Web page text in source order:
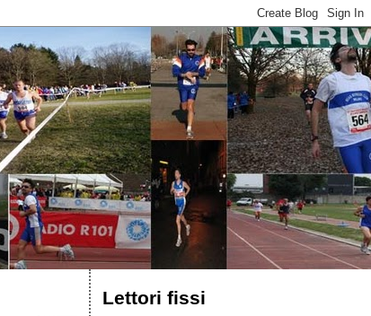
Lettori fissi